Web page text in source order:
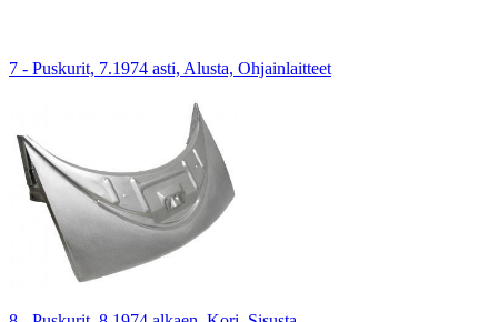
7 - Puskurit, 7.1974 asti, Alusta, Ohjainlaitteet